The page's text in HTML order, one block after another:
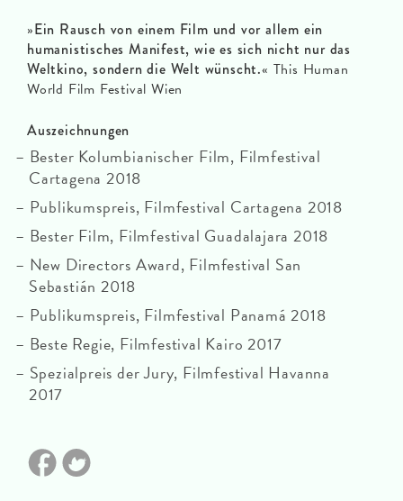
»Ein Rausch von einem Film und vor allem ein
humanistisches Manifest, wie es sich nicht nur das
Weltkino, sondern die Welt wünscht.« This Human
World Film Festival Wien
Auszeichnungen
Bester Kolumbianischer Film, Filmfestival
Cartagena 2018
Publikumspreis, Filmfestival Cartagena 2018
Bester Film, Filmfestival Guadalajara 2018
New Directors Award, Filmfestival San
Sebastián 2018
Publikumspreis, Filmfestival Panamá 2018
Beste Regie, Filmfestival Kairo 2017
Spezialpreis der Jury, Filmfestival Havanna
2017